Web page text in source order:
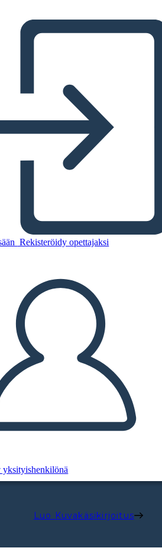
Rekisteröidy opettajaksi
yksityishenkilönä
Luo Kuvakäsikirjoitus